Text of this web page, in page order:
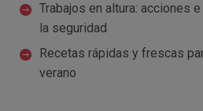
Trabajos en altura: acciones
la seguridad
Recetas rápidas y frescas
verano